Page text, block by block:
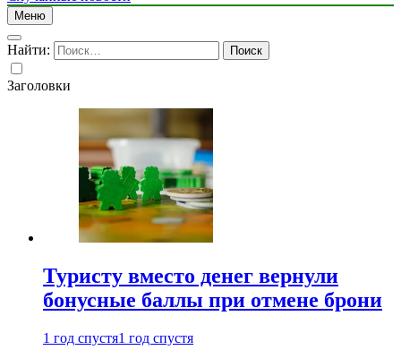
Меню
Найти:
Заголовки
Туристу вместо денег вернули
бонусные баллы при отмене брони
1 год спустя1 год спустя